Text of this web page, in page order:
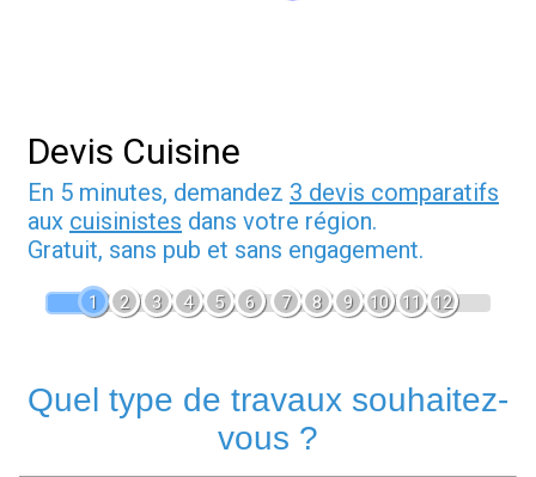
Devis Cuisine
En 5 minutes, demandez 3 devis comparatifs
aux cuisinistes dans votre région.
Gratuit, sans pub et sans engagement.
1 2 3 4 5 6 7 8 9 10 11 12
Quel type de travaux souhaitez-
vous ?